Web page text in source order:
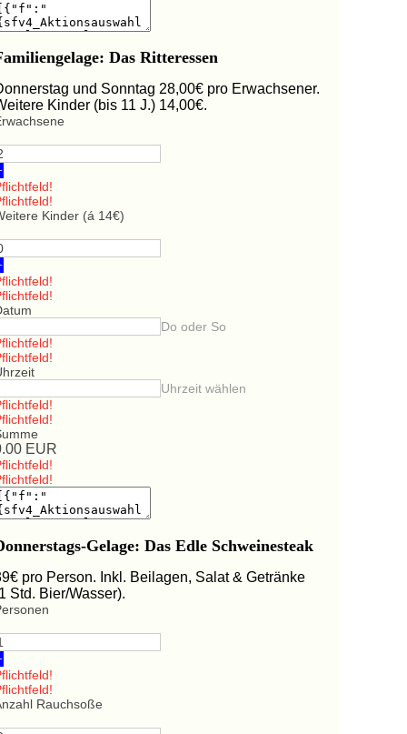
Das Ritteressen
und Sonntag 28,00€ pro Erwachsener.
Kinder (bis 11 J.) 14,00€.
Kinder (á 14€)
Do oder So
Uhrzeit wählen
EUR
Gelage: Das Edle Schweinesteak
pro Person. Inkl. Beilagen, Salat & Getränke
Std. Bier/Wasser).
Rauchsoße